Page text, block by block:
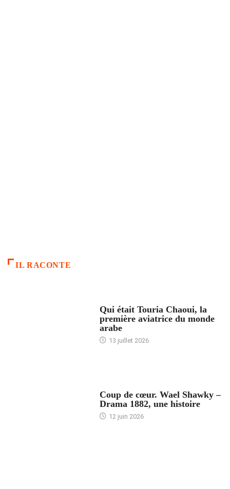
IL RACONTE
Qui était Touria Chaoui, la
première aviatrice du monde
arabe
13 juillet 2026
Coup de cœur. Wael Shawky –
Drama 1882, une histoire
12 juin 2026